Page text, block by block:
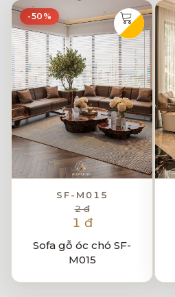
-50%
SF-M015
2 đ
1 đ
Sofa gỗ óc chó SF-
M015